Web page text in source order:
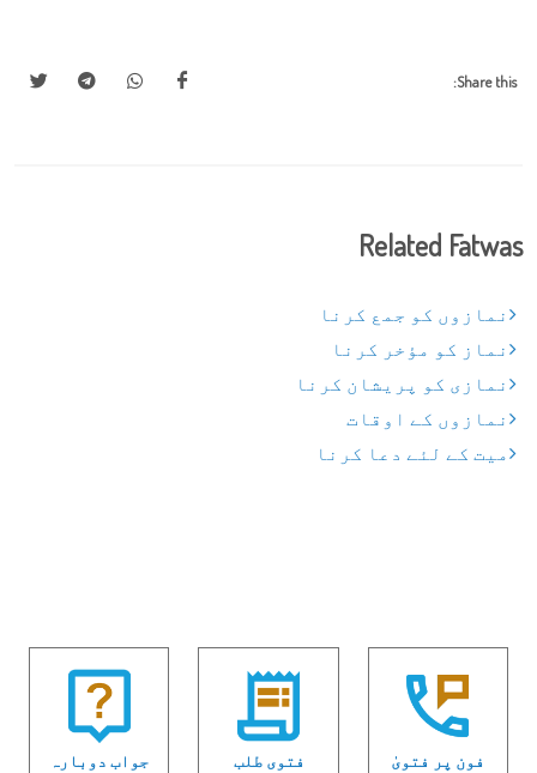
Share this:
Related Fatwas
نمازوں کو جمع کرنا
نماز کو مؤخر کرنا
نمازی کو پریشان کرنا
نمازوں کے اوقات
میت کے لئے دعا کرنا
فون پر فتویٰ
فتوی طلب
جواب دوبارہ